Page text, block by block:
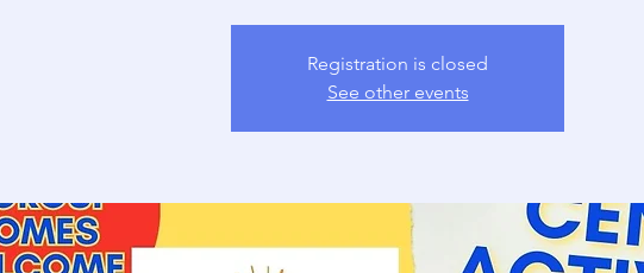
Registration is closed
See other events